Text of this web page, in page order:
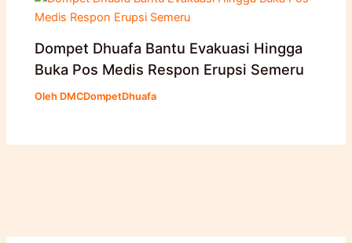
Dompet Dhuafa Bantu Evakuasi Hingga
Buka Pos Medis Respon Erupsi Semeru
Oleh DMCDompetDhuafa